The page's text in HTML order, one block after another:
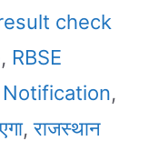
check
, RBSE
Notification,
,राजस्थान